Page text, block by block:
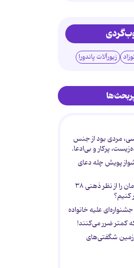
زیورآلات پاندورا
مردی بود از جنس
پرکار و بی‌ادعا.
پویش چله دعای
چطور خودمان را از نظر ذهنی ۳۸
کنیم؟
که کمتر ضرر می‌کنند!
شگفتی‌های